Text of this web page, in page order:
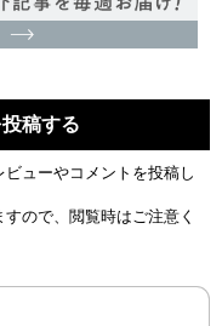
稿する
ューやコメントを投稿し
ので、閲覧時はご注意く